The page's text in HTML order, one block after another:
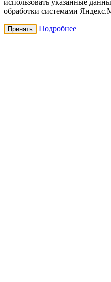
обработки системами
Принять Подробнее